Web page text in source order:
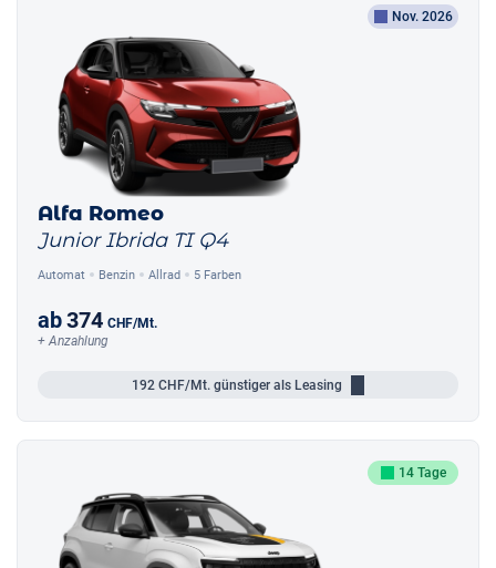
Nov. 2026
Alfa Romeo
Junior Ibrida TI Q4
Automat Benzin Allrad 5 Farben
ab374 CHF/Mt.
+ Anzahlung
192 CHF/Mt. günstiger als Leasing
14 Tage